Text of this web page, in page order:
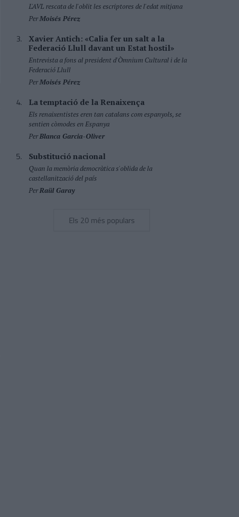
L'AVL rescata de l'oblit les escriptores de l'edat mitjana
PerMoisés Pérez
Xavier Antich: «Calia fer un salt a la
Federació Llull davant un Estat hostil»
Entrevista a fons al president d'Òmnium Cultural i de la
Federació Llull
PerMoisés Pérez
La temptació de la Renaixença
Els renaixentistes eren tan catalans com espanyols, se
sentien còmodes en Espanya
PerBlanca Garcia-Oliver
Substitució nacional
Quan la memòria democràtica s'oblida de la
castellanització del país
PerRaül Garay
Els 20 més populars